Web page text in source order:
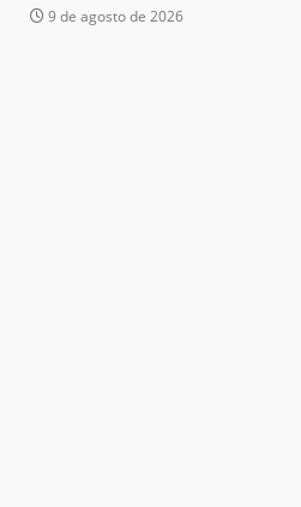
9 de agosto de 2026